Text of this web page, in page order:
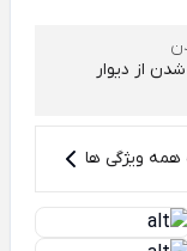
از دیوار
ویژگی ها